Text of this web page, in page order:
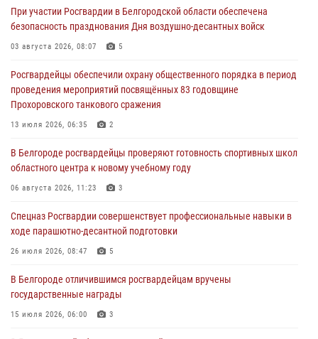
Подвиги героев‑росгвардейцев увековечили в новой музейной
экспозиции белгородского музея‑диорамы «Курская битва.
06 августа 2026, 12:05 3
В Белгороде росгвардейцы проверяют готовность спортивных школ
областного центра к новому учебному году
Росгвардия обеспечила общественную безопасность празднования
83-й годовщины освобождения г. Белгорода от немецко -
06 августа 2026, 06:54 3
Офицеры Росгвардии и ветераны войск правопорядка почтили
05 августа 2026, 17:12 2
При участии Росгвардии в Белгородской области обеспечена
безопасность празднования Дня воздушно-десантных войск
03 августа 2026, 08:07 5
Росгвардейцы обеспечили охрану общественного порядка в период
проведения мероприятий посвящённых 83 годовщине
Прохоровского танкового сражения
13 июля 2026, 06:35 2
В Белгороде росгвардейцы проверяют готовность спортивных школ
областного центра к новому учебному году
06 августа 2026, 11:23 3
Спецназ Росгвардии совершенствует профессиональные навыки в
ходе парашютно-десантной подготовки
26 июля 2026, 08:47 5
В Белгороде отличившимся росгвардейцам вручены
государственные награды
15 июля 2026, 06:00 3